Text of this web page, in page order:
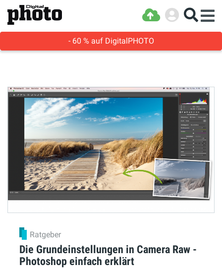
- 60 % auf DigitalPHOTO
Ratgeber
Die Grundeinstellungen in Camera Raw -
Photoshop einfach erklärt